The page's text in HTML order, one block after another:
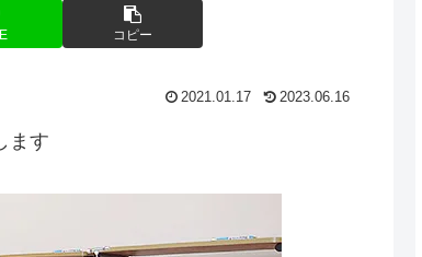
コピー
2021.01.17 2023.06.16
ます